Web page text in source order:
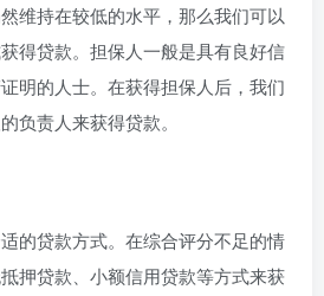
维持在较低的水平，那么我们可以
得贷款。担保人一般是具有良好信
明的人士。在获得担保人后，我们
负责人来获得贷款。
的贷款方式。在综合评分不足的情
押贷款、小额信用贷款等方式来获